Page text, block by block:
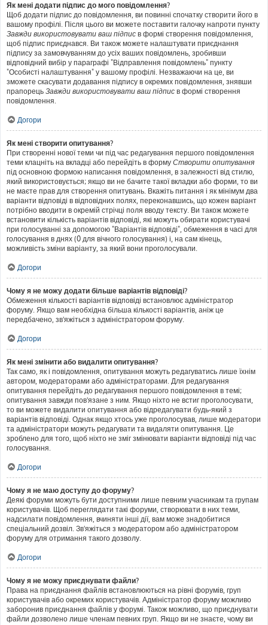
Як мені додати підпис до мого повідомлення?
Щоб додати підпис до повідомлення, ви повинні спочатку створити його в
вашому профілі. Після цього ви можете поставити галочку напроти пункту
Завжди використовувати ваш підпис в формі створення повідомлення,
щоб підпис приєднався. Ви також можете налаштувати приєднання
підпису за замовчуванням до усіх ваших повідомлень, зробивши
відповідний вибір у параграфі "Відправлення повідомлень" пункту
"Особисті налаштування" у вашому профілі. Незважаючи на це, ви
зможете скасувати додавання підпису в окремих повідомлення, знявши
прапорець Завжди використовувати ваш підпис в формі створення
повідомлення.
Догори
Як мені створити опитування?
При створенні нової теми чи під час редагування першого повідомлення
теми клацніть на вкладці або перейдіть в форму Створити опитування
під основною формою написання повідомлення, в залежності від стилю,
який використовується; якщо ви не бачите такої вкладки або форми, то ви
не маєте прав для створення опитувань. Вкажіть питання і як мінімум два
варіанти відповіді в відповідних полях, переконавшись, що кожен варіант
потрібно вводити в окремій стрічці поля вводу тексту. Ви також можете
встановити кількість варіантів відповіді, які можуть обирати користувачі
при голосуванні за допомогою "Варіантів відповіді", обмеження в часі для
голосування в днях (0 для вічного голосування) і, на сам кінець,
можливість зміни варіанту, за який вони проголосували.
Догори
Чому я не можу додати більше варіантів відповіді?
Обмеження кількості варіантів відповіді встановлює адміністратор
форуму. Якщо вам необхідна більша кількості варіантів, аніж це
передбачено, зв'яжіться з адміністратором форуму.
Догори
Як мені змінити або видалити опитування?
Так само, як і повідомлення, опитування можуть редагуватись лише їхнім
автором, модераторами або адміністраторами. Для редагування
опитування перейдіть до редагування першого повідомлення в темі;
опитування завжди пов'язане з ним. Якщо ніхто не встиг проголосувати,
то ви можете видалити опитування або відредагувати будь-який з
варіантів відповіді. Однак якщо хтось уже проголосував, лише модератори
та адміністратори можуть редагувати та видаляти опитування. Це
зроблено для того, щоб ніхто не зміг змінювати варіанти відповіді під час
голосування.
Догори
Чому я не маю доступу до форуму?
Деякі форуми можуть бути доступними лише певним учасникам та групам
користувачів. Щоб переглядати такі форуми, створювати в них теми,
надсилати повідомлення, вчиняти інші дії, вам може знадобитися
спеціальний дозвіл. Зв'яжіться з модератором або адміністратором
форуму для отримання такого дозволу.
Догори
Чому я не можу приєднувати файли?
Права на приєднання файлів встановлюються на рівні форумів, груп
користувачів або окремих користувачів. Адміністратор форуму можливо
заборонив приєднання файлів у форумі. Також можливо, що приєднувати
файли дозволено лише членам певних груп. Якщо ви не знаєте, чому ви